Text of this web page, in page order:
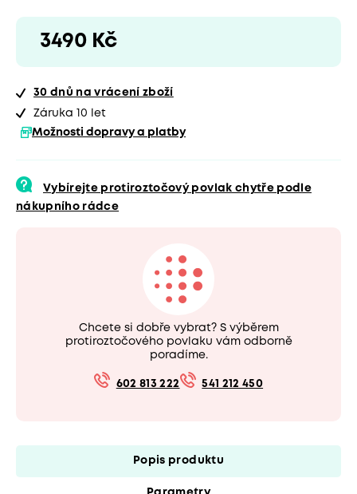
3490 Kč
30 dnů na vrácení zboží
Záruka 10 let
Možnosti dopravy a platby
Vybírejte protiroztočový povlak chytře podle
nákupního rádce
Chcete si dobře vybrat? S výběrem
protiroztočového povlaku vám odborně
poradíme.
602 813 222 541 212 450
Popis produktu